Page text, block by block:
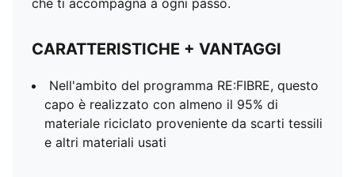
che ti accompagna a ogni passo.
CARATTERISTICHE + VANTAGGI
Nell'ambito del programma RE:FIBRE, questo
capo è realizzato con almeno il 95% di
materiale riciclato proveniente da scarti tessili
e altri materiali usati